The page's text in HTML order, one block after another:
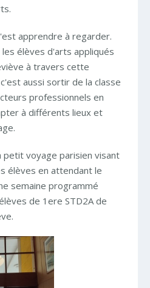
apprendre à regarder.
élèves d'arts appliqués
à travers cette
aussi sortir de la classe
professionnels en
à différents lieux et
petit voyage parisien visant
élèves en attendant le
semaine programmé
de 1ere STD2A de